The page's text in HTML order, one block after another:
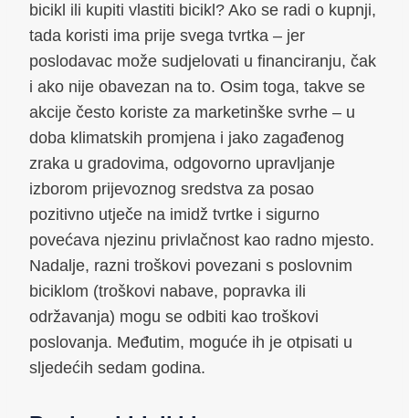
bicikl ili kupiti vlastiti bicikl? Ako se radi o kupnji,
tada koristi ima prije svega tvrtka – jer
poslodavac može sudjelovati u financiranju, čak
i ako nije obavezan na to. Osim toga, takve se
akcije često koriste za marketinške svrhe – u
doba klimatskih promjena i jako zagađenog
zraka u gradovima, odgovorno upravljanje
izborom prijevoznog sredstva za posao
pozitivno utječe na imidž tvrtke i sigurno
povećava njezinu privlačnost kao radno mjesto.
Nadalje, razni troškovi povezani s poslovnim
biciklom (troškovi nabave, popravka ili
održavanja) mogu se odbiti kao troškovi
poslovanja. Međutim, moguće ih je otpisati u
sljedećih sedam godina.